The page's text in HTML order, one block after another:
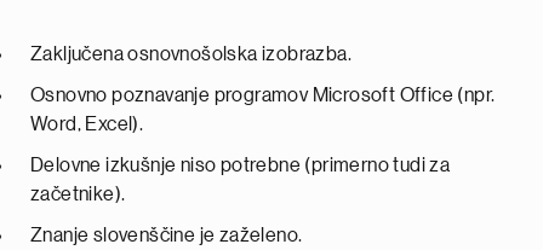
Zaključena osnovnošolska izobrazba.
Osnovno poznavanje programov Microsoft Office (npr.
Word, Excel).
Delovne izkušnje niso potrebne (primerno tudi za
začetnike).
Znanje slovenščine je zaželeno.